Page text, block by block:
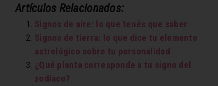
Artículos Relacionados:
Signos de aire: lo que tenés que saber
Signos de tierra: lo que dice tu elemento
astrológico sobre tu personalidad
¿Qué planta corresponde a tu signo del
zodíaco?